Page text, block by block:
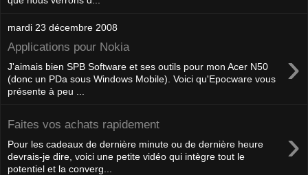
mardi 23 décembre 2008
Applications pour Nokia ›
J'aimais bien SPB Software et ses outils pour mon Acer N50
(donc un PDa sous Windows Mobile). Voici qu'Epocware vous
présente à peu ...
Faites vos achats rapidement ›
Pour les cadeaux de dernière minute ou de dernière heure
devrais-je dire, voici une petite vidéo qui intègre tout le
potentiel et la converg...